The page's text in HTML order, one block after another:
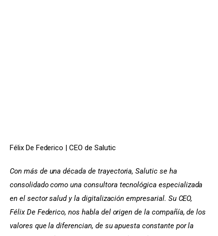
Félix De Federico | CEO de Salutic
Con más de una década de trayectoria, Salutic se ha
consolidado como una consultora tecnológica especializada
en el sector salud y la digitalización empresarial. Su CEO,
Félix De Federico, nos habla del origen de la compañía, de los
valores que la diferencian, de su apuesta constante por la